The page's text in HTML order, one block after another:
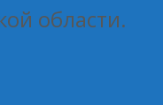
области.